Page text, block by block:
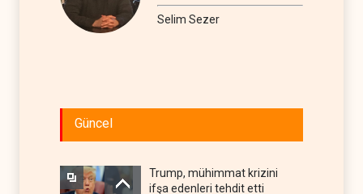
Selim Sezer
Güncel
Trump, mühimmat krizini
ifşa edenleri tehdit etti